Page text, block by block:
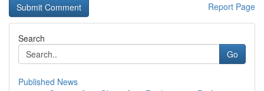
Report Page
Search
Go
Published News